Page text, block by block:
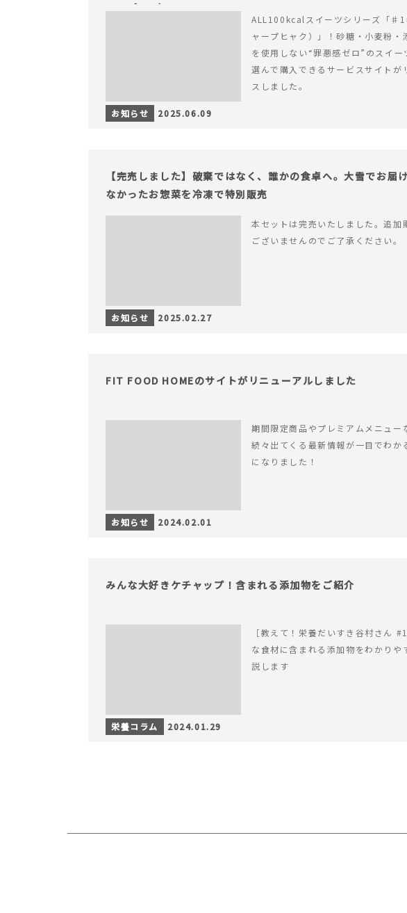
ャープ100）』
ALL100kcalスイーツシリーズ「
ャープヒャク）」！砂糖・小麦粉・
を使用しない“罪悪感ゼロ”のスイー
選んで購入できるサービスサイトが
スしました。
お知らせ 2025.06.09
【完売しました】破棄ではなく、誰かの食卓へ。大雪でお届
なかったお惣菜を冷凍で特別販売
本セットは完売いたしました。追加
ございませんのでご了承ください。
お知らせ 2025.02.27
FIT FOOD HOMEのサイトがリニューアルしました
期間限定商品やプレミアムメニュー
続々出てくる最新情報が一目でわか
になりました！
お知らせ 2024.02.01
みんな大好きケチャップ！含まれる添加物をご紹介
［教えて！栄養だいすき谷村さん
な食材に含まれる添加物をわかりや
説します
栄養コラム 2024.01.29